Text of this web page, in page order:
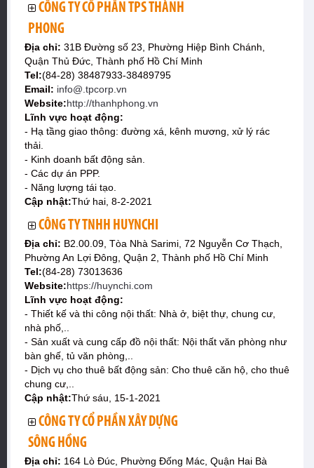
CÔNG TY CỔ PHẦN TPS THÀNH
PHONG
Địa chỉ: 31B Đường số 23, Phường Hiệp Bình Chánh,
Quận Thủ Đức, Thành phố Hồ Chí Minh
Tel:(84-28) 38487933-38489795
Email: info@.tpcorp.vn
Website:http://thanhphong.vn
Lĩnh vực hoạt động:
- Hạ tầng giao thông: đường xá, kênh mương, xử lý rác
thải.
- Kinh doanh bất động sản.
- Các dự án PPP.
- Năng lượng tái tạo.
Cập nhật:Thứ hai, 8-2-2021
CÔNG TY TNHH HUYNCHI
Địa chỉ: B2.00.09, Tòa Nhà Sarimi, 72 Nguyễn Cơ Thạch,
Phường An Lợi Đông, Quận 2, Thành phố Hồ Chí Minh
Tel:(84-28) 73013636
Website:https://huynchi.com
Lĩnh vực hoạt động:
- Thiết kế và thi công nội thất: Nhà ở, biệt thự, chung cư,
nhà phố,..
- Sản xuất và cung cấp đồ nội thất: Nội thất văn phòng như
bàn ghế, tủ văn phòng,..
- Dịch vụ cho thuê bất động sản: Cho thuê căn hộ, cho thuê
chung cư,..
Cập nhật:Thứ sáu, 15-1-2021
CÔNG TY CỔ PHẦN XÂY DỰNG
SÔNG HỒNG
Địa chỉ: 164 Lò Đúc, Phường Đống Mác, Quận Hai Bà